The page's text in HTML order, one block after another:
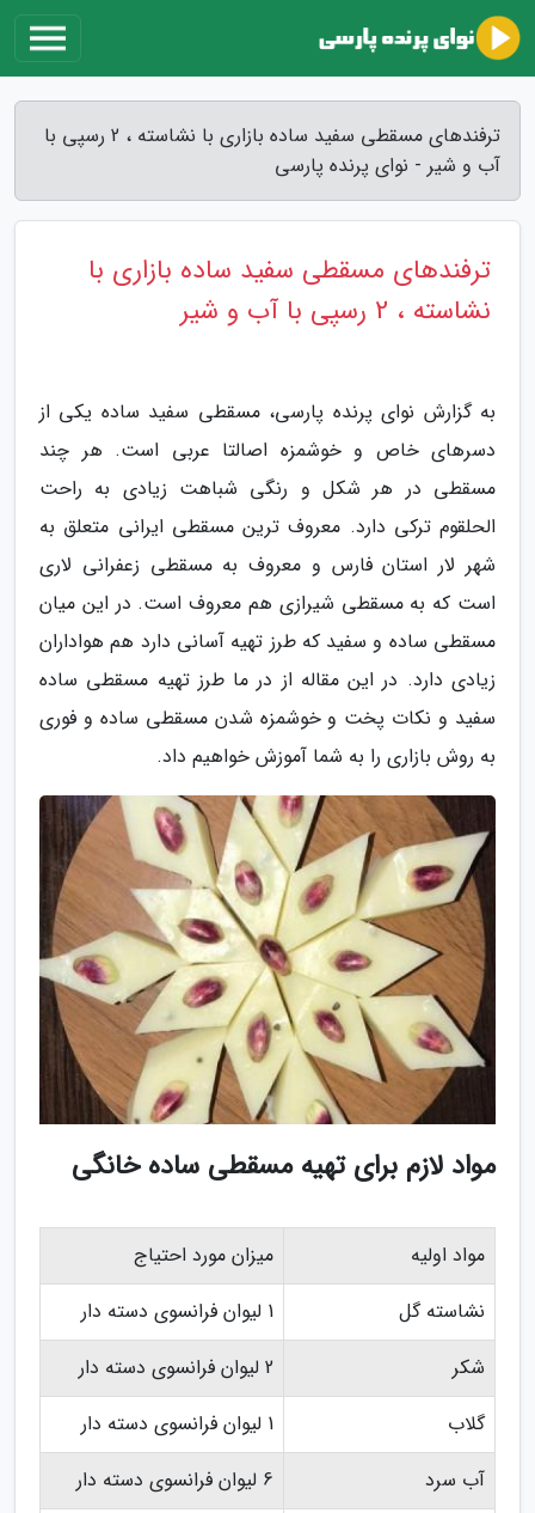
ترفندهای مسقطی سفید ساده بازاری با نشاسته ، 2 رسپی با
آب و شیر - نوای پرنده پارسی
ترفندهای مسقطی سفید ساده بازاری با
نشاسته ، 2 رسپی با آب و شیر
به گزارش نوای پرنده پارسی، مسقطی سفید ساده یکی از
دسرهای خاص و خوشمزه اصالتا عربی است. هر چند
مسقطی در هر شکل و رنگی شباهت زیادی به راحت
الحلقوم ترکی دارد. معروف ترین مسقطی ایرانی متعلق به
شهر لار استان فارس و معروف به مسقطی زعفرانی لاری
است که به مسقطی شیرازی هم معروف است. در این میان
مسقطی ساده و سفید که طرز تهیه آسانی دارد هم هواداران
زیادی دارد. در این مقاله از در ما طرز تهیه مسقطی ساده
سفید و نکات پخت و خوشمزه شدن مسقطی ساده و فوری
به روش بازاری را به شما آموزش خواهیم داد.
مواد لازم برای تهیه مسقطی ساده خانگی
مواد اولیه
میزان مورد احتیاج
نشاسته گل
1 لیوان فرانسوی دسته دار
شکر
2 لیوان فرانسوی دسته دار
گلاب
1 لیوان فرانسوی دسته دار
آب سرد
6 لیوان فرانسوی دسته دار